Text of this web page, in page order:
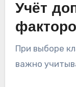
Учёт
При выборе
важно